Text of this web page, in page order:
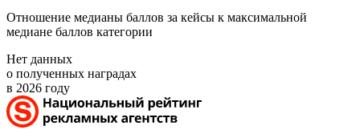
Отношение медианы баллов за кейсы к максимальной
медиане баллов категории
Нет данных
о полученных наградах
в 2026 году